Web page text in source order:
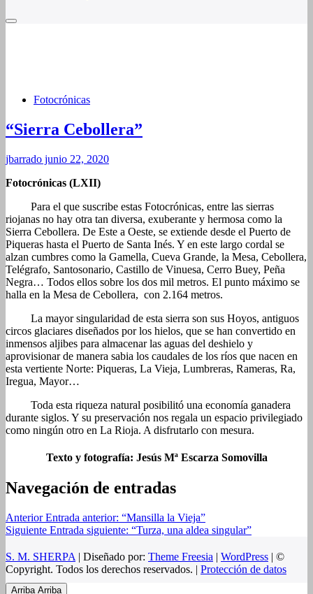
Fotocrónicas
“Sierra Cebollera”
jbarrado junio 22, 2020
Fotocrónicas (LXII)
Para el que suscribe estas Fotocrónicas, entre las sierras
riojanas no hay otra tan diversa, exuberante y hermosa como la
Sierra Cebollera. De Este a Oeste, se extiende desde el Puerto de
Piqueras hasta el Puerto de Santa Inés. Y en este largo cordal se
alzan cumbres como la Gamella, Cueva Grande, la Mesa, Cebollera,
Telégrafo, Santosonario, Castillo de Vinuesa, Cerro Buey, Peña
Negra… Todos ellos sobre los dos mil metros. El punto máximo se
halla en la Mesa de Cebollera, con 2.164 metros.
La mayor singularidad de esta sierra son sus Hoyos, antiguos
circos glaciares diseñados por los hielos, que se han convertido en
inmensos aljibes para almacenar las aguas del deshielo y
aprovisionar de manera sabia los caudales de los ríos que nacen en
esta vertiente Norte: Piqueras, La Vieja, Lumbreras, Rameras, Ra,
Iregua, Mayor…
Toda esta riqueza natural posibilitó una economía ganadera
durante siglos. Y su preservación nos regala un espacio privilegiado
como ningún otro en La Rioja. A disfrutarlo con mesura.
Texto y fotografía: Jesús Mª Escarza Somovilla
Navegación de entradas
Anterior Entrada anterior: “Mansilla la Vieja”
Siguiente Entrada siguiente: “Turza, una aldea singular”
S. M. SHERPA | Diseñado por: Theme Freesia | WordPress | ©
Copyright. Todos los derechos reservados. | Protección de datos
Arriba Arriba